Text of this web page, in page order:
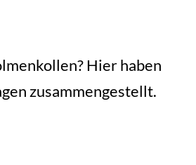
Hier haben
zusammengestellt.